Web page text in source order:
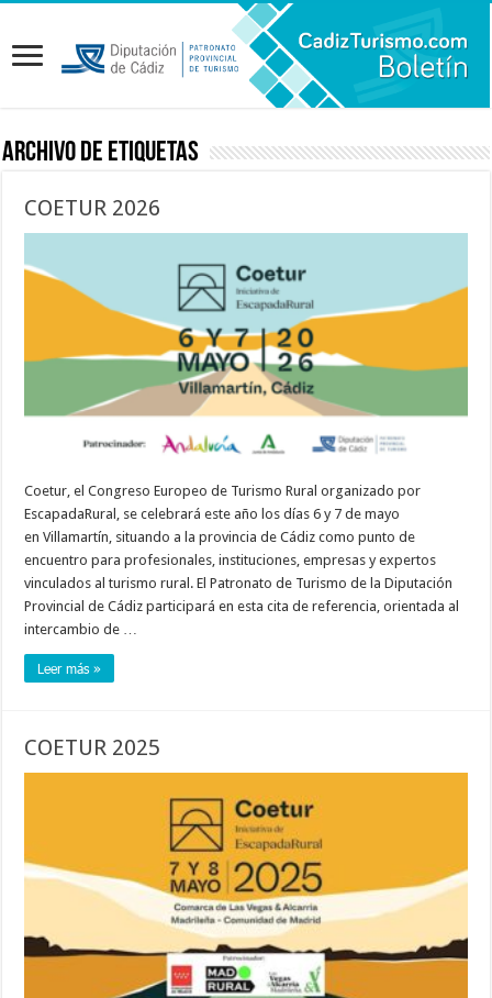
Archivo de etiquetas
COETUR 2026
Coetur, el Congreso Europeo de Turismo Rural organizado por
EscapadaRural, se celebrará este año los días 6 y 7 de mayo
en Villamartín, situando a la provincia de Cádiz como punto de
encuentro para profesionales, instituciones, empresas y expertos
vinculados al turismo rural. El Patronato de Turismo de la Diputación
Provincial de Cádiz participará en esta cita de referencia, orientada al
intercambio de …
Leer más »
COETUR 2025